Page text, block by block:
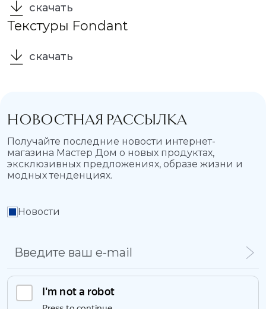
скачать
Текстуры Fondant
скачать
НОВОСТНАЯ РАССЫЛКА
Получайте последние новости интернет-
магазина Мастер Дом о новых продуктах,
эксклюзивных предложениях, образе жизни и
модных тенденциях.
Новости